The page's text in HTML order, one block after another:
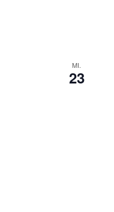
MI.
23